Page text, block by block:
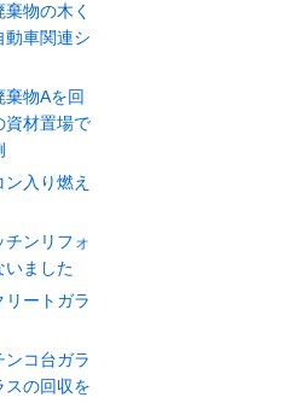
物の木く
動車関連シ
物Aを回
資材置場で
入り燃え
ンリフォ
いました
ートガラ
コ台ガラ
スの回収を